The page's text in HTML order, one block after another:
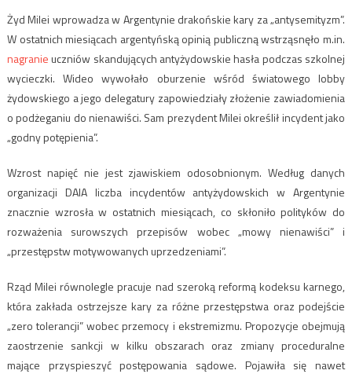
Żyd Milei wprowadza w Argentynie drakońskie kary za „antysemityzm”.
W ostatnich miesiącach argentyńską opinią publiczną wstrząsnęło m.in.
nagranieuczniów skandujących antyżydowskie hasła podczas szkolnej
wycieczki. Wideo wywołało oburzenie wśród światowego lobby
żydowskiego a jego delegatury zapowiedziały złożenie zawiadomienia
o podżeganiu do nienawiści. Sam prezydent Milei określił incydent jako
„godny potępienia”.
Wzrost napięć nie jest zjawiskiem odosobnionym. Według danych
organizacji DAIA liczba incydentów antyżydowskich w Argentynie
znacznie wzrosła w ostatnich miesiącach, co skłoniło polityków do
rozważenia surowszych przepisów wobec „mowy nienawiści” i
„przestępstw motywowanych uprzedzeniami”.
Rząd Milei równolegle pracuje nad szeroką reformą kodeksu karnego,
która zakłada ostrzejsze kary za różne przestępstwa oraz podejście
„zero tolerancji” wobec przemocy i ekstremizmu. Propozycje obejmują
zaostrzenie sankcji w kilku obszarach oraz zmiany proceduralne
mające przyspieszyć postępowania sądowe. Pojawiła się nawet